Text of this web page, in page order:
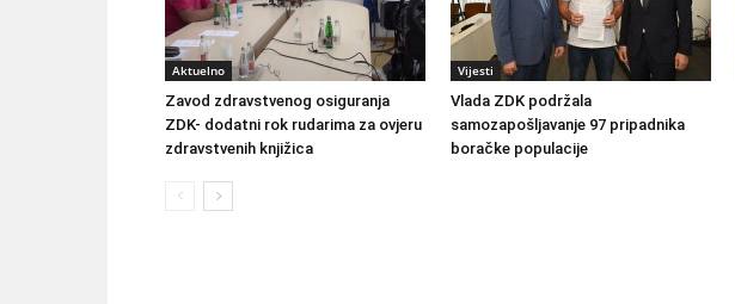
Aktuelno
Zavod zdravstvenog osiguranja
ZDK- dodatni rok rudarima za ovjeru
zdravstvenih knjižica
Vijesti
Vlada ZDK podržala
samozapošljavanje 97 pripadnika
boračke populacije